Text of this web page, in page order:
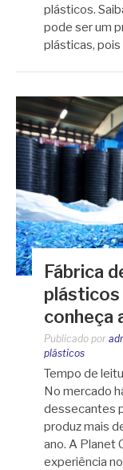
plásticos.
pode ser um
plásticas,
Fábrica
plásticos
conheça
Publicado por
plásticos
Tempo de
No mercado
dessecantes
produz mais
ano. A Planet
experiência